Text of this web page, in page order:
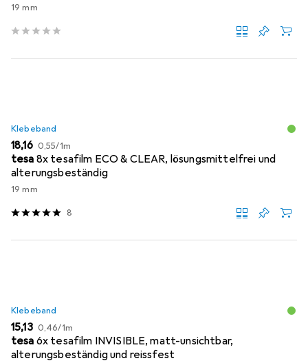
19 mm
Klebeband
EUR
18,16 EUR
0,55/1m
tesa 8x tesafilm ECO & CLEAR, lösungsmittelfrei und
alterungsbeständig
19 mm
8
Klebeband
EUR
15,13 EUR
0,46/1m
tesa 6x tesafilm INVISIBLE, matt-unsichtbar,
alterungsbeständig und reissfest